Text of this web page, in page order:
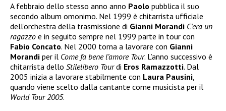
A febbraio dello stesso anno anno Paolo pubblica il suo
secondo album omonimo. Nel 1999 è chitarrista ufficiale
dell’orchestra della trasmissione di Gianni Morandi C’era un
ragazzo e in seguito sempre nel 1999 parte in tour con
Fabio Concato. Nel 2000 torna a lavorare con Gianni
Morandi per il Come fa bene l’amore Tour. L’anno successivo è
chitarrista dello Stilelibero Tourdi Eros Ramazzotti. Dal
2005 inizia a lavorare stabilmente con Laura Pausini
quando viene scelto dalla cantante come musicista per il
World Tour 2005.